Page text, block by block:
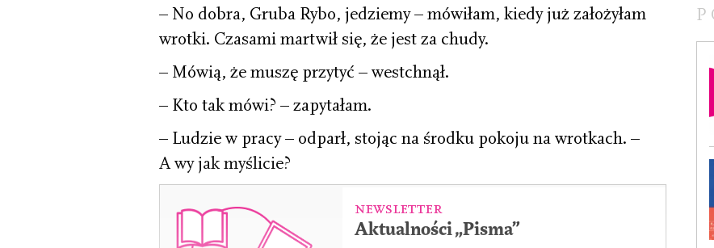
– No dobra, Gruba Rybo, jedziemy – mówiłam, kiedy już założyłam
wrotki. Czasami martwił się, że jest za chudy.
– Mówią, że muszę przytyć – westchnął.
– Kto tak mówi? – zapytałam.
– Ludzie w pracy – odparł, stojąc na środku pokoju na wrotkach. –
A wy jak myślicie?
Newsletter
Aktualności „Pisma”